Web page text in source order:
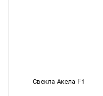
Свекла Акела F1